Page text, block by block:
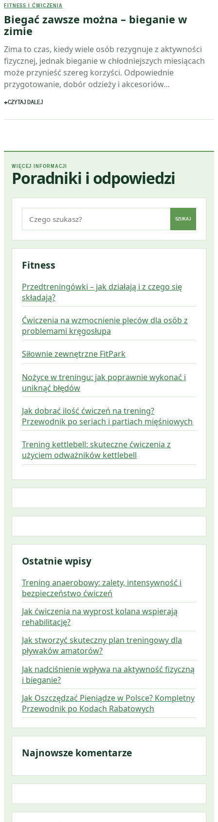
FITNESS I ĆWICZENIA
Biegać zawsze można – bieganie w
zimie
Zima to czas, kiedy wiele osób rezygnuje z aktywności
fizycznej, jednak bieganie w chłodniejszych miesiącach
może przynieść szereg korzyści. Odpowiednie
przygotowanie, dobór odzieży i akcesoriów…
CZYTAJ DALEJ
WIĘCEJ INFORMACJI
Poradniki i odpowiedzi
Szukaj:
SZUKAJ
Fitness
Przedtreningówki – jak działają i z czego się
składają?
Ćwiczenia na wzmocnienie pleców dla osób z
problemami kręgosłupa
Siłownie zewnętrzne FitPark
Nożyce w treningu: jak poprawnie wykonać i
uniknąć błędów
Jak dobrać ilość ćwiczeń na trening?
Przewodnik po seriach i partiach mięśniowych
Trening kettlebell: skuteczne ćwiczenia z
użyciem odważników kettlebell
Ostatnie wpisy
Trening anaerobowy: zalety, intensywność i
bezpieczeństwo ćwiczeń
Jak ćwiczenia na wyprost kolana wspierają
rehabilitację?
Jak stworzyć skuteczny plan treningowy dla
pływaków amatorów?
Jak nadciśnienie wpływa na aktywność fizyczną
i bieganie?
Jak Oszczędzać Pieniądze w Polsce? Kompletny
Przewodnik po Kodach Rabatowych
Najnowsze komentarze